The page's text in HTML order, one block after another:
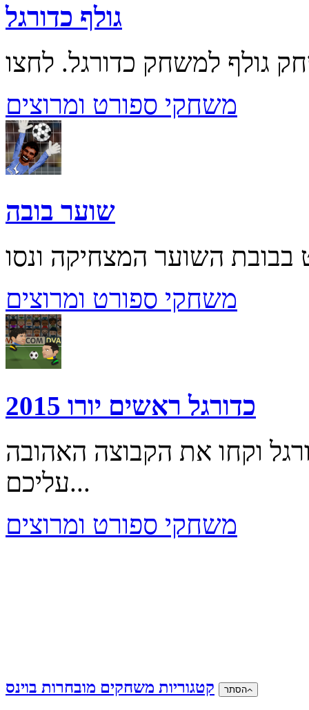
גולף כדורגל
משחקי ספורט ומרוצים
שוער בובה
משחקי ספורט ומרוצים
כדורגל ראשים יורו 2015
וקחו את הקבוצה האהובה
עליכם...
משחקי ספורט ומרוצים
קטגוריות משחקים מובחרות בוינס הסתר